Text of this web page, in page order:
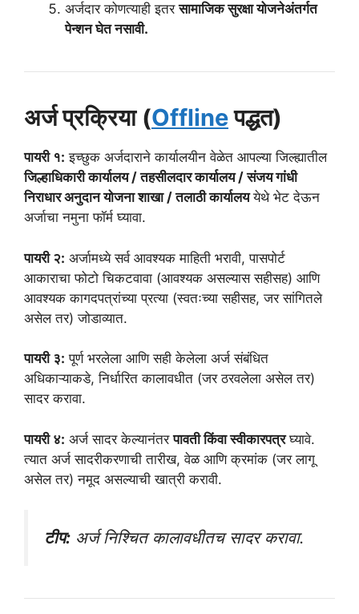
अर्जदार कोणत्याही इतरसामाजिक सुरक्षा योजनेअंतर्गत
पेन्शन घेत नसावी.
अर्ज प्रक्रिया (Offlineपद्धत)
पायरी १: इच्छुक अर्जदाराने कार्यालयीन वेळेत आपल्या जिल्ह्यातील
जिल्हाधिकारी कार्यालय / तहसीलदार कार्यालय / संजय गांधी
निराधार अनुदान योजना शाखा / तलाठी कार्यालययेथे भेट देऊन
अर्जाचा नमुना फॉर्म घ्यावा.
पायरी २: अर्जामध्ये सर्व आवश्यक माहिती भरावी, पासपोर्ट
आकाराचा फोटो चिकटवावा (आवश्यक असल्यास सहीसह) आणि
आवश्यक कागदपत्रांच्या प्रत्या (स्वतःच्या सहीसह, जर सांगितले
असेल तर) जोडाव्यात.
पायरी ३: पूर्ण भरलेला आणि सही केलेला अर्ज संबंधित
अधिकाऱ्याकडे, निर्धारित कालावधीत (जर ठरवलेला असेल तर)
सादर करावा.
पायरी ४: अर्ज सादर केल्यानंतरपावती किंवा स्वीकारपत्रघ्यावे.
त्यात अर्ज सादरीकरणाची तारीख, वेळ आणि क्रमांक (जर लागू
असेल तर) नमूद असल्याची खात्री करावी.
टीप: अर्ज निश्चित कालावधीतच सादर करावा.